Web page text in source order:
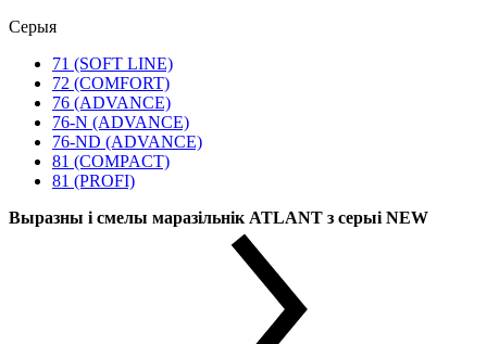
Серыя
71 (SOFT LINE)
72 (COMFORT)
76 (ADVANCE)
76-N (ADVANCE)
76-ND (ADVANCE)
81 (COMPACT)
81 (PROFI)
Выразны і смелы маразільнік ATLANT з серыі NEW